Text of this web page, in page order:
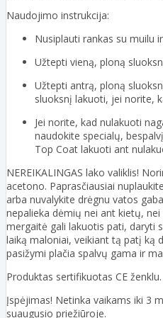
Naudojimo instrukcija:
Nusiplauti rankas su muilu
Užtepti vieną, ploną
Užtepti antrą, ploną
sluoksnį lakuoti, jei norite,
Jei norite, kad nulakuoti
naudokite specialų,
Top Coat lakuoti ant
NEREIKALINGAS lako valiklis!
acetono. Paprasčiausiai
arba nuvalykite drėgnu vatos
nepalieka dėmių nei ant kietų,
mergaitė gali lakuotis pati, daryti
laiką maloniai, veikiant tą patį ką
pasižymi plačia spalvų gama ir
Produktas sertifikuotas CE ženklu.
Įspėjimas! Netinka vaikams iki 3
suaugusio priežiūroje.